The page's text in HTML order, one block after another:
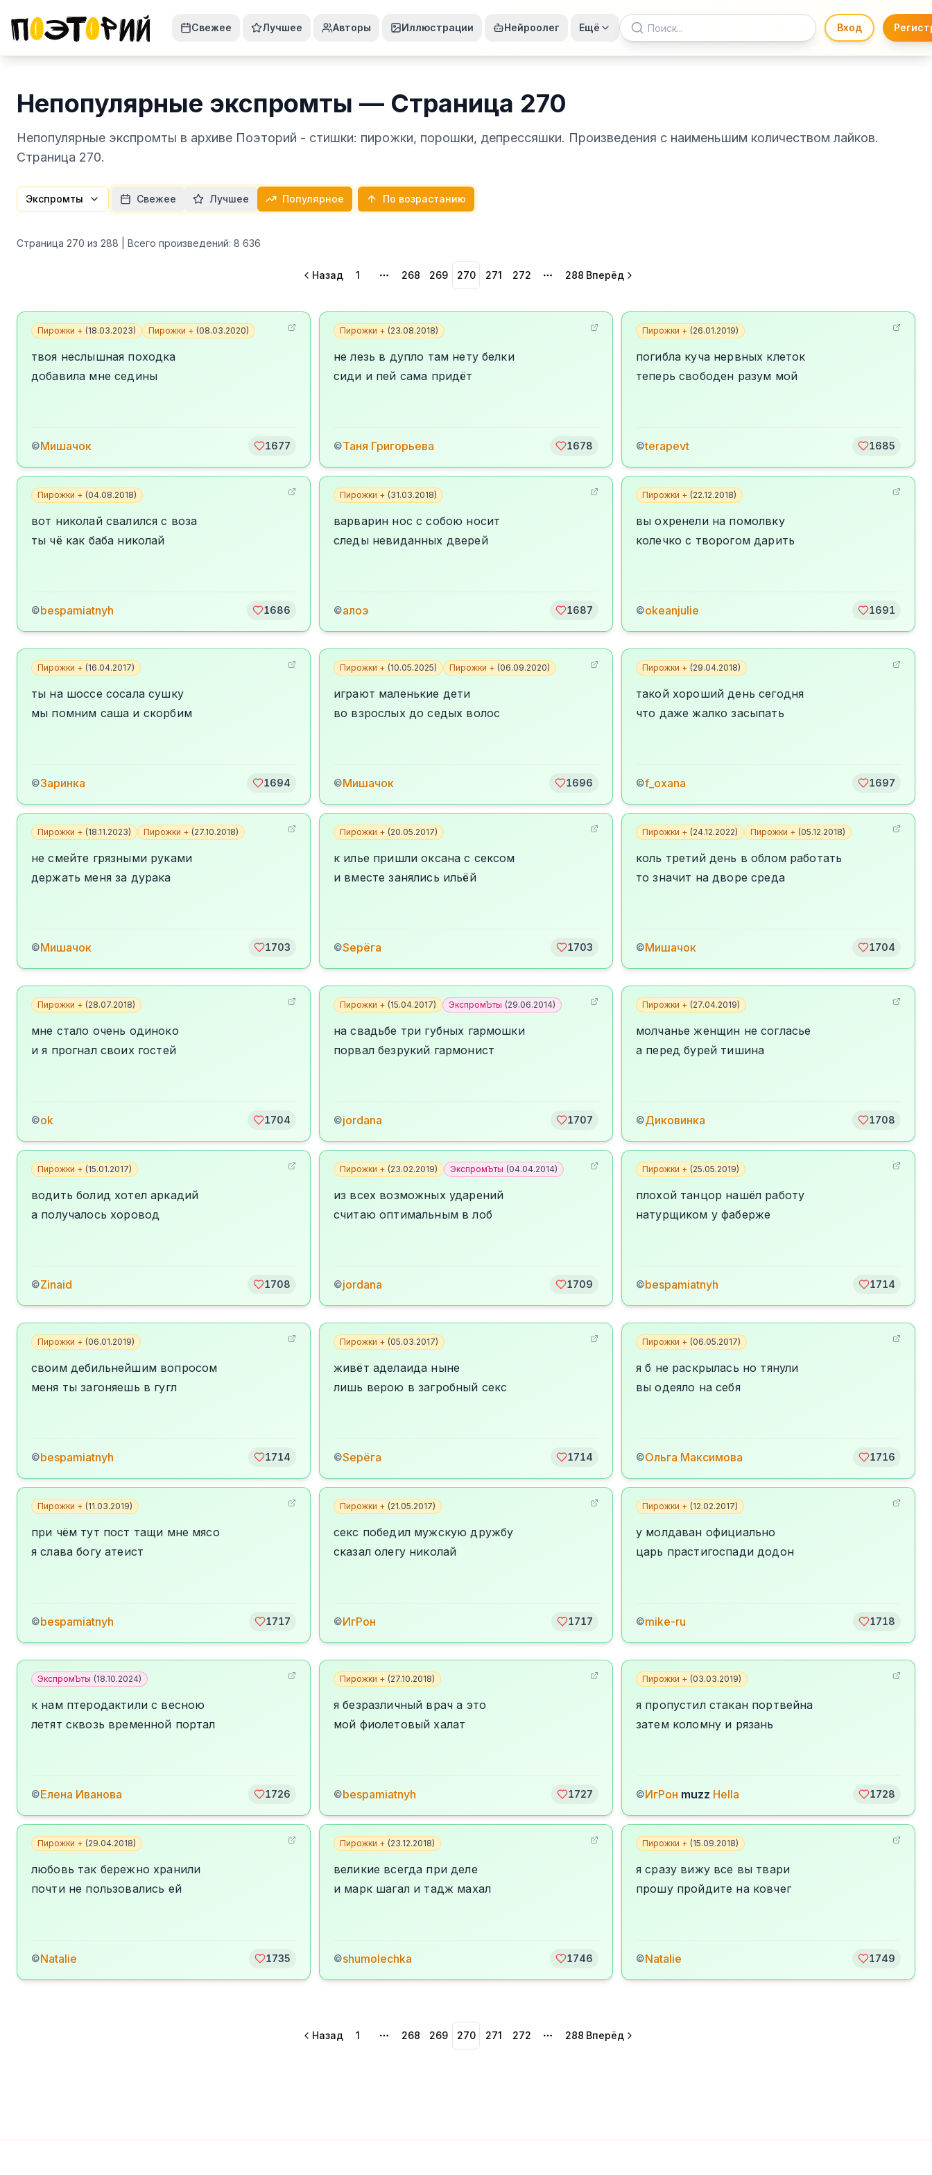
Свежее Лучшее Авторы Иллюстрации Нейроолег Ещё Вход
Непопулярные экспромты — Страница 270
Непопулярные экспромты в архиве Поэторий - стишки: пирожки, порошки, депрессяшки. Произведения с наименьшим количеством лайков.
Страница 270.
Экспромты Свежее Лучшее Популярное По возрастанию
Страница 270 из 288 | Всего произведений: 8 636
Назад 1
More pages
268 269 270 271 272
More pages
288 Вперёд
Пирожки + (18.03.2023) Пирожки + (08.03.2020)
твоя неслышная походка
добавила мне седины
©Мишачок 1677
Пирожки + (23.08.2018)
не лезь в дупло там нету белки
сиди и пей сама придёт
©Таня Григорьева 1678
Пирожки + (26.01.2019)
погибла куча нервных клеток
теперь свободен разум мой
©terapevt 1685
Пирожки + (04.08.2018)
вот николай свалился с воза
ты чё как баба николай
©bespamiatnyh 1686
Пирожки + (31.03.2018)
варварин нос с собою носит
следы невиданных дверей
©алоэ 1687
Пирожки + (22.12.2018)
вы охренели на помолвку
колечко с творогом дарить
©okeanjulie 1691
Пирожки + (16.04.2017)
ты на шоссе сосала сушку
мы помним саша и скорбим
©Заринка 1694
Пирожки + (10.05.2025) Пирожки + (06.09.2020)
играют маленькие дети
во взрослых до седых волос
©Мишачок 1696
Пирожки + (29.04.2018)
такой хороший день сегодня
что даже жалко засыпать
©f_oxana 1697
Пирожки + (18.11.2023) Пирожки + (27.10.2018)
не смейте грязными руками
держать меня за дурака
©Мишачок 1703
Пирожки + (20.05.2017)
к илье пришли оксана с сексом
и вместе занялись ильёй
©Sерёга 1703
Пирожки + (24.12.2022) Пирожки + (05.12.2018)
коль третий день в облом работать
то значит на дворе среда
©Мишачок 1704
Пирожки + (28.07.2018)
мне стало очень одиноко
и я прогнал своих гостей
©ok 1704
Пирожки + (15.04.2017) ЭкспромЪты (29.06.2014)
на свадьбе три губных гармошки
порвал безрукий гармонист
©jordana 1707
Пирожки + (27.04.2019)
молчанье женщин не согласье
а перед бурей тишина
©Диковинка 1708
Пирожки + (15.01.2017)
водить болид хотел аркадий
а получалось хоровод
©Zinаid 1708
Пирожки + (23.02.2019) ЭкспромЪты (04.04.2014)
из всех возможных ударений
считаю оптимальным в лоб
©jordana 1709
Пирожки + (25.05.2019)
плохой танцор нашёл работу
натурщиком у фаберже
©bespamiatnyh 1714
Пирожки + (06.01.2019)
своим дебильнейшим вопросом
меня ты загоняешь в гугл
©bespamiatnyh 1714
Пирожки + (05.03.2017)
живёт аделаида ныне
лишь верою в загробный секс
©Sерёга 1714
Пирожки + (06.05.2017)
я б не раскрылась но тянули
вы одеяло на себя
©Ольга Максимова 1716
Пирожки + (11.03.2019)
при чём тут пост тащи мне мясо
я слава богу атеист
©bespamiatnyh 1717
Пирожки + (21.05.2017)
секс победил мужскую дружбу
сказал олегу николай
©ИгРон 1717
Пирожки + (12.02.2017)
у молдаван официально
царь прастигоспади додон
©mike-ru 1718
ЭкспромЪты (18.10.2024)
к нам птеродактили с весною
летят сквозь временной портал
©Елена Иванова 1726
Пирожки + (27.10.2018)
я безразличный врач а это
мой фиолетовый халат
©bespamiatnyh 1727
Пирожки + (03.03.2019)
я пропустил стакан портвейна
затем коломну и рязань
©ИгРон muzz Hella 1728
Пирожки + (29.04.2018)
любовь так бережно хранили
почти не пользовались ей
©Natalie 1735
Пирожки + (23.12.2018)
великие всегда при деле
и марк шагал и тадж махал
©shumolechka 1746
Пирожки + (15.09.2018)
я сразу вижу все вы твари
прошу пройдите на ковчег
©Natalie 1749
Назад 1
More pages
268 269 270 271 272
More pages
288 Вперёд